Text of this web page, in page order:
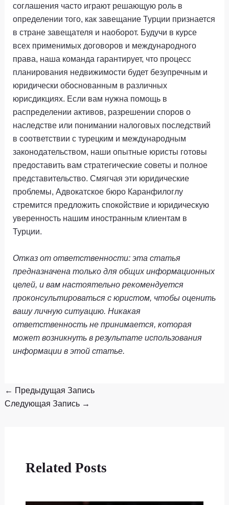
соглашения часто играют решающую роль в
определении того, как завещание Турции признается
в стране завещателя и наоборот. Будучи в курсе
всех применимых договоров и международного
права, наша команда гарантирует, что процесс
планирования недвижимости будет безупречным и
юридически обоснованным в различных
юрисдикциях. Если вам нужна помощь в
распределении активов, разрешении споров о
наследстве или понимании налоговых последствий
в соответствии с турецким и международным
законодательством, наши опытные юристы готовы
предоставить вам стратегические советы и полное
представительство. Смягчая эти юридические
проблемы, Адвокатское бюро Каранфилоглу
стремится предложить спокойствие и юридическую
уверенность нашим иностранным клиентам в
Турции.
Отказ от ответственности: эта статья
предназначена только для общих информационных
целей, и вам настоятельно рекомендуется
проконсультироваться с юристом, чтобы оценить
вашу личную ситуацию. Никакая
ответственность не принимается, которая
может возникнуть в результате использования
информации в этой статье.
← Предыдущая Запись
Следующая Запись →
Related Posts